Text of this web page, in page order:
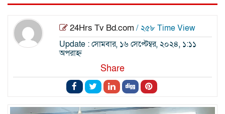
24Hrs Tv Bd.com / ২৫৮ Time View
Update : সোমবার, ১৬ সেপ্টেম্বর, ২০২৪, ১:১১
অপরাহ্ন
Share